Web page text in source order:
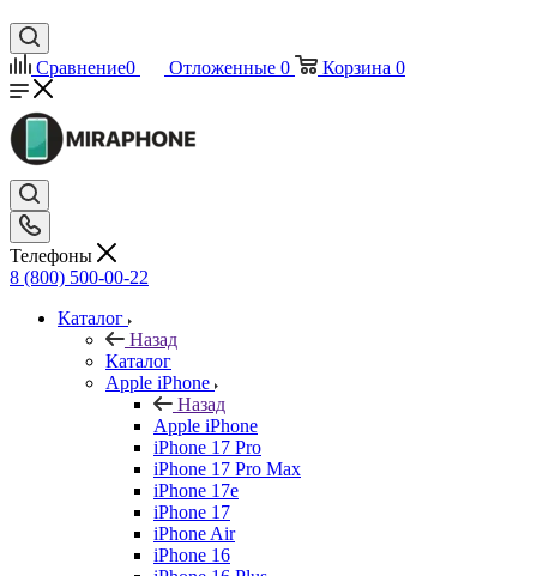
Сравнение0 Отложенные 0 Корзина 0
Телефоны
8 (800) 500-00-22
Каталог
Назад
Каталог
Apple iPhone
Назад
Apple iPhone
iPhone 17 Pro
iPhone 17 Pro Max
iPhone 17e
iPhone 17
iPhone Air
iPhone 16